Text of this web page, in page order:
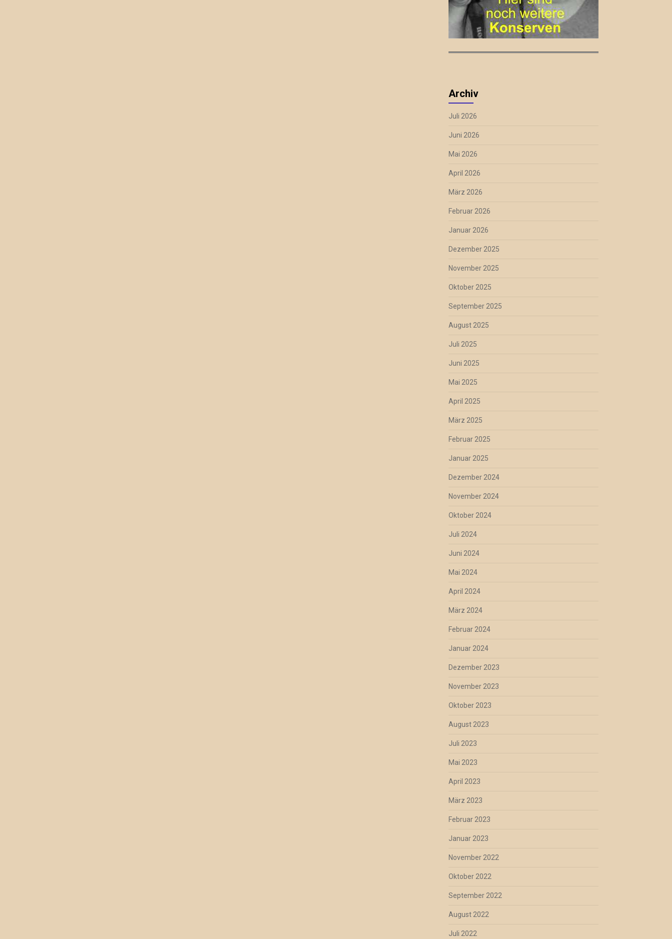
Archiv
Juli 2026
Juni 2026
Mai 2026
April 2026
März 2026
Februar 2026
Januar 2026
Dezember 2025
November 2025
Oktober 2025
September 2025
August 2025
Juli 2025
Juni 2025
Mai 2025
April 2025
März 2025
Februar 2025
Januar 2025
Dezember 2024
November 2024
Oktober 2024
Juli 2024
Juni 2024
Mai 2024
April 2024
März 2024
Februar 2024
Januar 2024
Dezember 2023
November 2023
Oktober 2023
August 2023
Juli 2023
Mai 2023
April 2023
März 2023
Februar 2023
Januar 2023
November 2022
Oktober 2022
September 2022
August 2022
Juli 2022